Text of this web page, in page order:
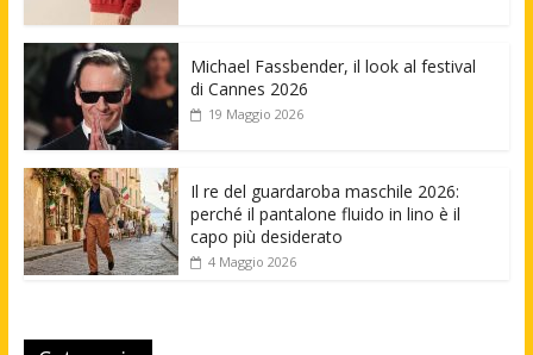
Michael Fassbender, il look al festival
di Cannes 2026
19 Maggio 2026
Il re del guardaroba maschile 2026:
perché il pantalone fluido in lino è il
capo più desiderato
4 Maggio 2026